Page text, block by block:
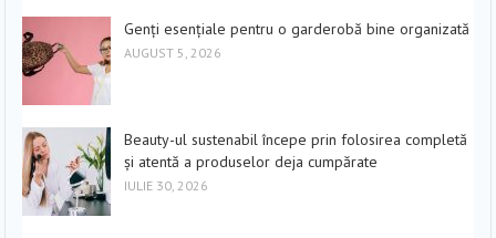
Genți esențiale pentru o garderobă bine organizată
AUGUST 5, 2026
Beauty-ul sustenabil începe prin folosirea completă
și atentă a produselor deja cumpărate
IULIE 30, 2026